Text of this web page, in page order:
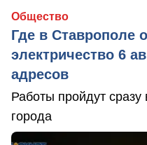
Общество
Где в Ставрополе
электричество 6
адресов
Работы пройдут сразу
города